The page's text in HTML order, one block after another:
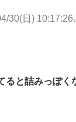
30(日)
ると詰みっぽく